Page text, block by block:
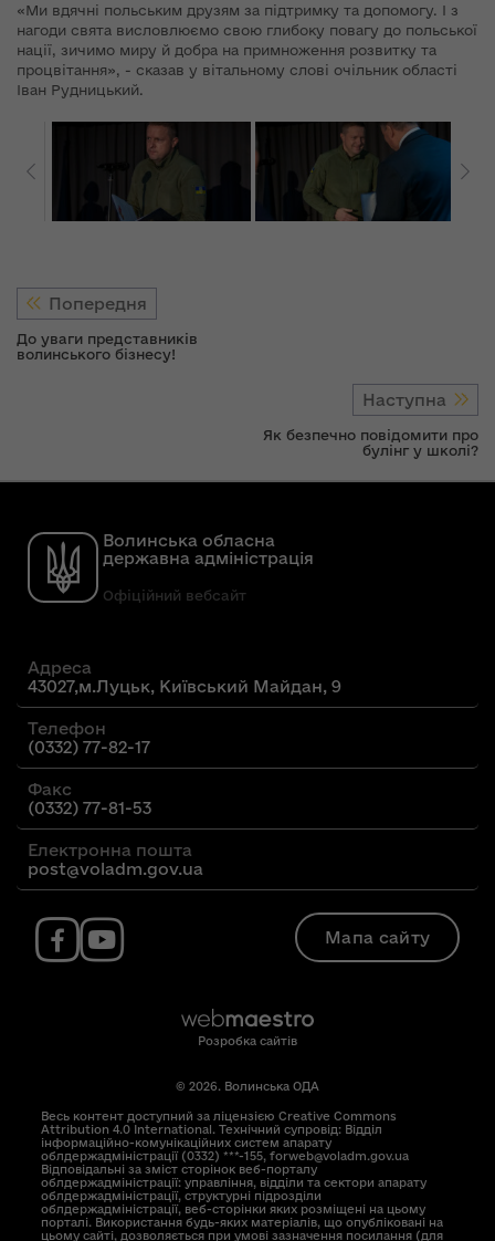
«Ми вдячні польським друзям за підтримку та допомогу. І з
нагоди свята висловлюємо свою глибоку повагу до польської
нації, зичимо миру й добра на примноження розвитку та
процвітання», - сказав у вітальному слові очільник області
Іван Рудницький.
Попередня
До уваги представників
волинського бізнесу!
Наступна
Як безпечно повідомити про
булінг у школі?
Волинська обласна
державна адміністрація
Офіційний вебсайт
Адреса
43027,м.Луцьк, Київський Майдан, 9
Телефон
(0332) 77-82-17
Факс
(0332) 77-81-53
Електронна пошта
post@voladm.gov.ua
Мапа сайту
Розробка сайтів
© 2026. Волинська ОДА
Весь контент доступний за ліцензією Creative Commons
Attribution 4.0 International. Технічний супровід: Відділ
інформаційно-комунікаційних систем апарату
облдержадміністрації (0332) ***-155, forweb@voladm.gov.ua
Відповідальні за зміст сторінок веб-порталу
облдержадміністрації: управління, відділи та сектори апарату
облдержадміністрації, структурні підрозділи
облдержадміністрації, веб-сторінки яких розміщені на цьому
порталі. Використання будь-яких матеріалів, що опубліковані на
цьому сайті, дозволяється при умові зазначення посилання (для